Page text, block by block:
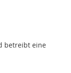
betreibt eine